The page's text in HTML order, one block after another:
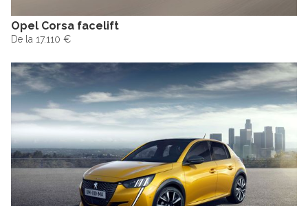
Opel Corsa facelift
De la 17.110 €